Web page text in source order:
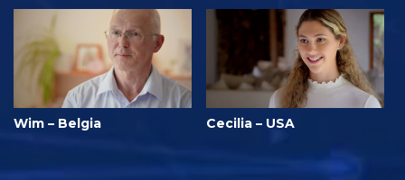
Wim – Belgia Cecilia – USA